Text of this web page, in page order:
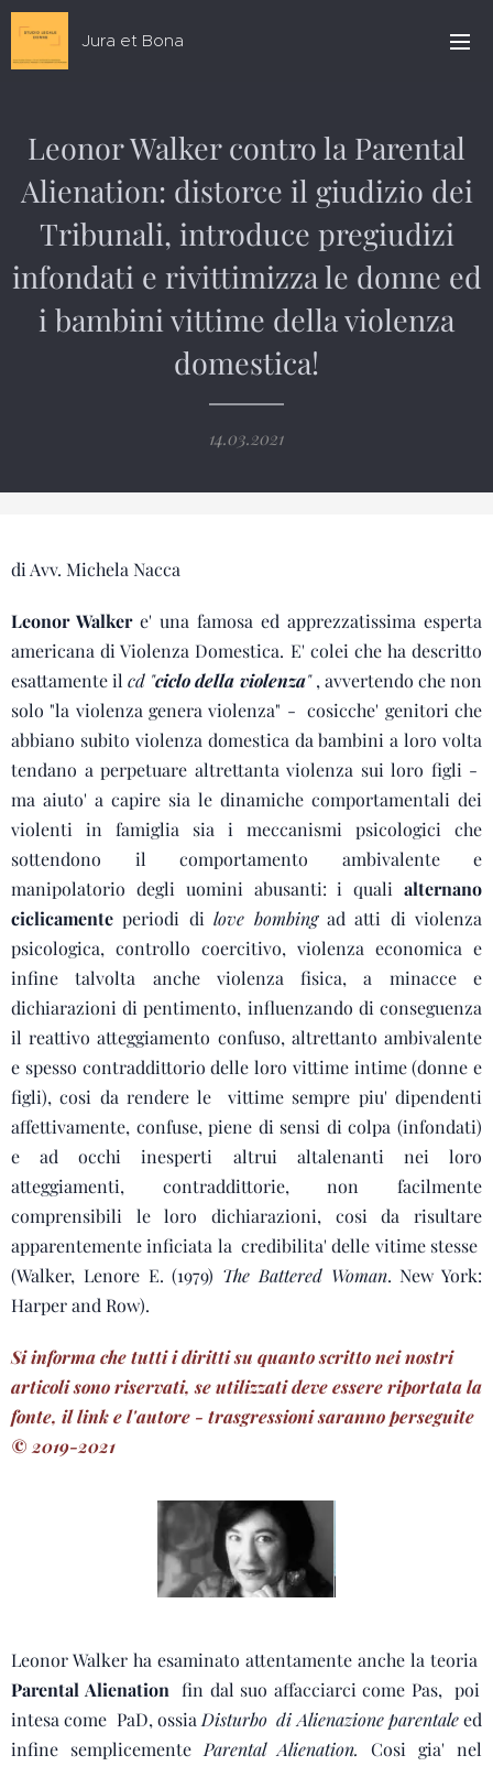
Jura et Bona
Leonor Walker contro la Parental
Alienation: distorce il giudizio dei
Tribunali, introduce pregiudizi
infondati e rivittimizza le donne ed
i bambini vittime della violenza
domestica!
14.03.2021
di Avv. Michela Nacca
Leonor Walkere' una famosa ed apprezzatissima esperta
americana di Violenza Domestica. E' colei che ha descritto
esattamente ilcd "ciclo della violenza", avvertendo che non
solo "la violenza genera violenza" - cosicche' genitori che
abbiano subito violenza domestica da bambini a loro volta
tendano a perpetuare altrettanta violenza sui loro figli -
ma aiuto' a capire sia le dinamiche comportamentali dei
violenti in famiglia sia i meccanismi psicologici che
sottendono il comportamento ambivalente e
manipolatorio degli uomini abusanti: i quali alternano
ciclicamenteperiodi dilove bombingad atti di violenza
psicologica, controllo coercitivo, violenza economica e
infine talvolta anche violenza fisica, a minacce e
dichiarazioni di pentimento, influenzando di conseguenza
il reattivo atteggiamento confuso, altrettanto ambivalente
e spesso contraddittorio delle loro vittime intime (donne e
figli), cosi da rendere le vittime sempre piu' dipendenti
affettivamente, confuse, piene di sensi di colpa (infondati)
e ad occhi inesperti altrui altalenanti nei loro
atteggiamenti, contraddittorie, non facilmente
comprensibili le loro dichiarazioni, cosi da risultare
apparentemente inficiata la credibilita' delle vitime stesse
(Walker, Lenore E. (1979) The Battered Woman. New York:
Harper and Row).
Si informa che tutti i diritti su quanto scritto nei nostri
articoli sono riservati, se utilizzati deve essere riportata la
fonte, il link e l'autore - trasgressioni saranno perseguite
© 2019-2021
Leonor Walker ha esaminato attentamente anche la teoria
Parental Alienation fin dal suo affacciarci come Pas, poi
intesa come PaD, ossia Disturbo di Alienazione parentaleed
infine semplicemente Parental Alienation. Cosi gia' nel